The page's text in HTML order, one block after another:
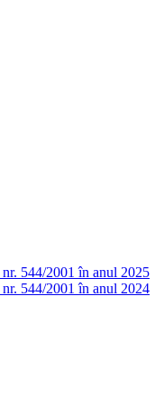
544/2001 în anul 2025
544/2001 în anul 2024